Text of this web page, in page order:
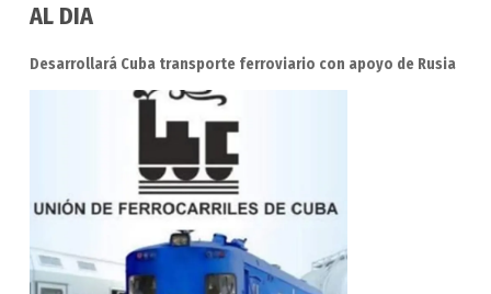
AL DIA
Desarrollará Cuba transporte ferroviario con apoyo de Rusia